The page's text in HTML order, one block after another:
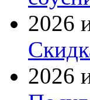
2026
2026